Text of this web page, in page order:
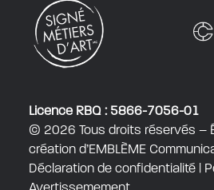
Licence RBQ : 5866-7056-01
© 2026 Tous droits réservés –
création d’EMBLÈME
Déclaration de confidentialité